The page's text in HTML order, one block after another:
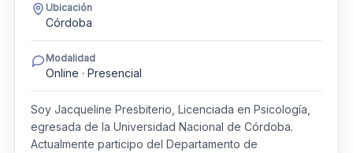
Ubicación
Córdoba
Modalidad
Online · Presencial
Soy Jacqueline Presbiterio, Licenciada en Psicología,
egresada de la Universidad Nacional de Córdoba.
Actualmente participo del Departamento de